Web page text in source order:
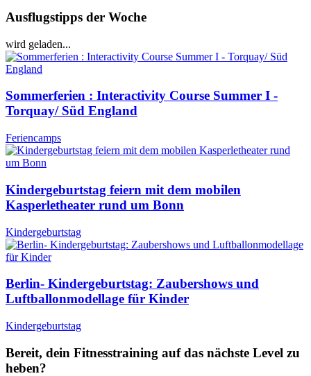
Ausflugstipps der Woche
wird geladen...
Sommerferien : Interactivity Course Summer I -
Torquay/ Süd England
Feriencamps
Kindergeburtstag feiern mit dem mobilen
Kasperletheater rund um Bonn
Kindergeburtstag
Berlin- Kindergeburtstag: Zaubershows und
Luftballonmodellage für Kinder
Kindergeburtstag
Bereit, dein Fitnesstraining auf das nächste Level zu
heben?